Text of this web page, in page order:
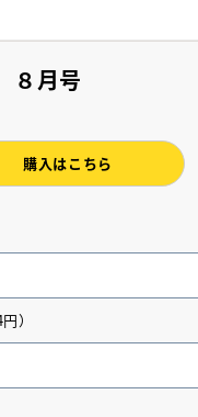
月号
購入はこちら
）